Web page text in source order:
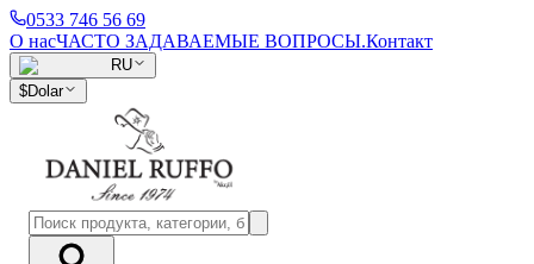
0533 746 56 69
О насЧАСТО ЗАДАВАЕМЫЕ ВОПРОСЫ.Контакт
RU
$Dolar